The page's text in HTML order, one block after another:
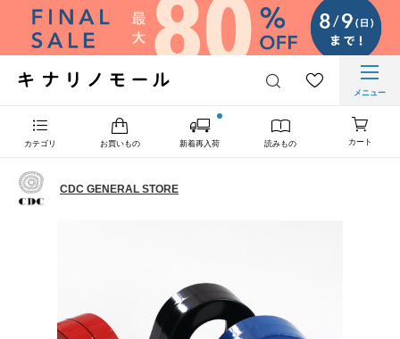
メニュー
カテゴリ お買いもの 新着再入荷 読みもの カート
CDC GENERAL STORE